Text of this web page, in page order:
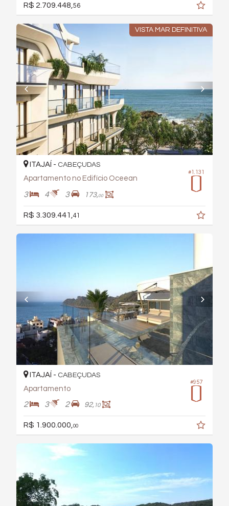
R$ 2.709.448, 56
VISTA MAR DEFINITIVA
#1.131
ITAJAÍ - CABEÇUDAS
Apartamento no Edifício Oceean
3 4 3 173,00
R$ 3.309.441,41
#957
ITAJAÍ - CABEÇUDAS
Apartamento
2 3 2 92, 10
R$ 1.900.000, 00